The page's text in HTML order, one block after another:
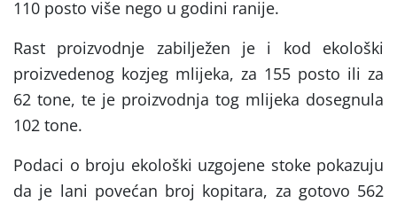
110 posto više nego u godini ranije.
Rast proizvodnje zabilježen je i kod ekološki
proizvedenog kozjeg mlijeka, za 155 posto ili za
62 tone, te je proizvodnja tog mlijeka dosegnula
102 tone.
Podaci o broju ekološki uzgojene stoke pokazuju
da je lani povećan broj kopitara, za gotovo 562